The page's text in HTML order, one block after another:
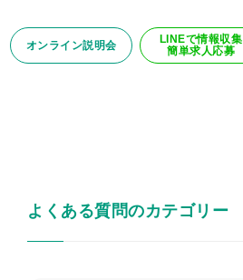
オンライン説明会
LINEで情報収集
簡単求人応募
よくある質問のカテゴリー